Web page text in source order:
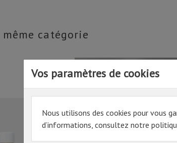
Vos paramètres de cookies
Nous utilisons des cookies pour vous
d’informations, consultez notre
catégorie